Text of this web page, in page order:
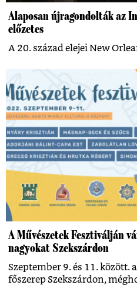
Alaposan újragondolták az
előzetes
A 20. század elejei New
A Művészetek Fesztiválján
nagyokat Szekszárdon
Szeptember 9. és 11. között.
főszerep Szekszárdon,